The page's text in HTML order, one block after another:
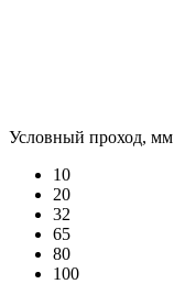
Условный проход, мм
10
20
32
65
80
100